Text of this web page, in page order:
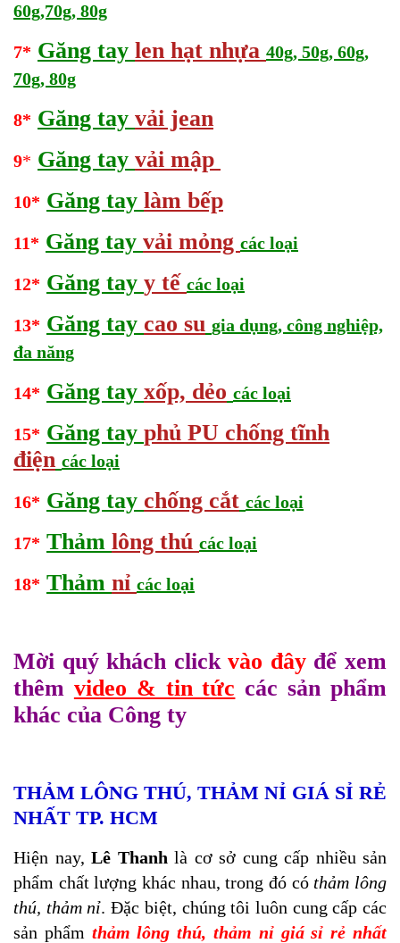
60g,70g, 80g
7* Găng tay len hạt nhựa 40g, 50g, 60g,
70g, 80g
8* Găng tay vải jean
9* Găng tay vải mập
10* Găng tay làm bếp
11* Găng tay vải mỏng các loại
12* Găng tay y tế các loại
13* Găng tay cao su gia dụng, công nghiệp,
đa năng
14* Găng tay xốp, dẻo các loại
15* Găng tay phủ PU chống tĩnh
điện các loại
16* Găng tay chống cắt các loại
17* Thảm lông thú các loại
18* Thảm nỉ các loại
Mời quý khách clickvào đâyđể xem
thêm video & tin tức các sản phẩm
khác của Công ty
THẢM LÔNG THÚ, THẢM NỈ GIÁ SỈ RẺ
NHẤT TP. HCM
Hiện nay, Lê Thanh là cơ sở cung cấp nhiều sản
phẩm chất lượng khác nhau, trong đó có thảm lông
thú, thảm nỉ. Đặc biệt, chúng tôi luôn cung cấp các
sản phẩm thảm lông thú, thảm nỉ giá sỉ rẻ nhất